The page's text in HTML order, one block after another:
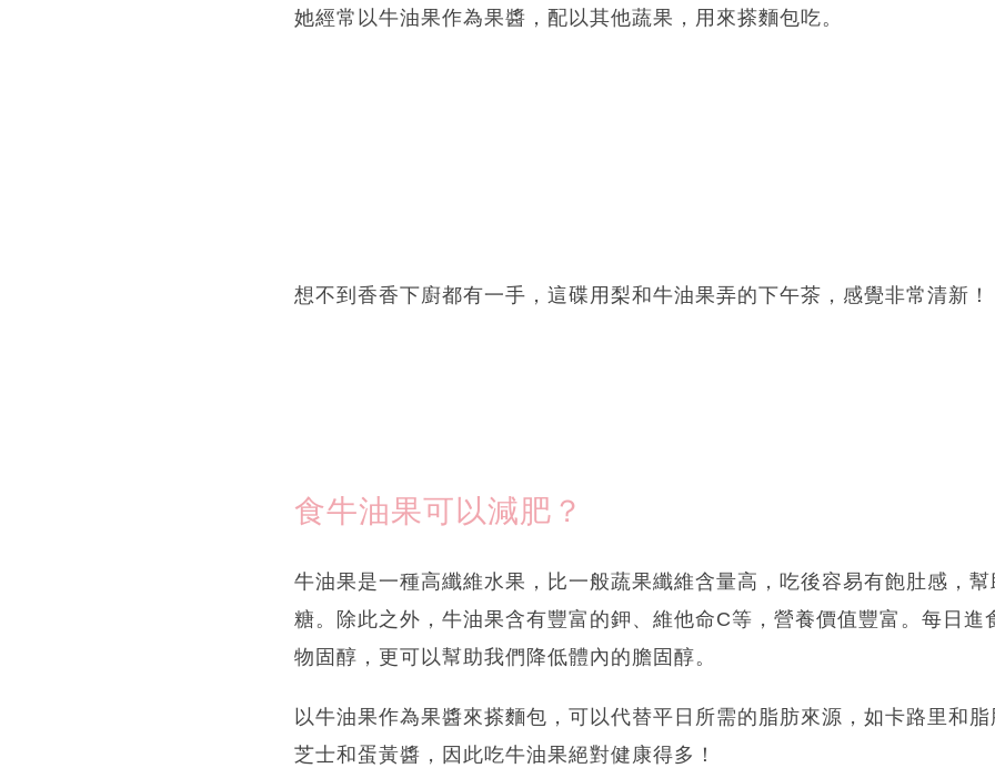
她經常以牛油果作為果醬，配以其他蔬果，用來搽麵包吃。
想不到香香下廚都有一手，這碟用梨和牛油果弄的下午茶，感覺非常清新！
食牛油果可以減肥？
牛油果是一種高纖維水果，比一般蔬果纖維含量高，吃後容易有飽肚感，
糖。除此之外，牛油果含有豐富的鉀、維他命C等，營養價值豐富。每日進
物固醇，更可以幫助我們降低體內的膽固醇。
以牛油果作為果醬來搽麵包，可以代替平日所需的脂肪來源，如卡路里和脂
芝士和蛋黃醬，因此吃牛油果絕對健康得多！